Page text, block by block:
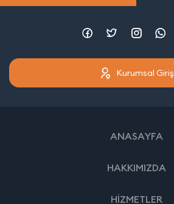
Kurumsal Giriş
ANASAYFA
HAKKIMIZDA
HİZMETLER